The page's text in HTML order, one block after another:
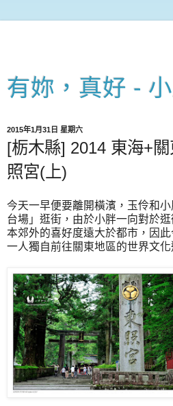
有妳，真好 -
2015年1月31日 星期六
[栃木縣] 2014 東海+
照宮(上)
今天一早便要離開橫濱，玉伶和
台場」逛街，由於小胖一向對於
本郊外的喜好度遠大於都市，因
一人獨自前往關東地區的世界文